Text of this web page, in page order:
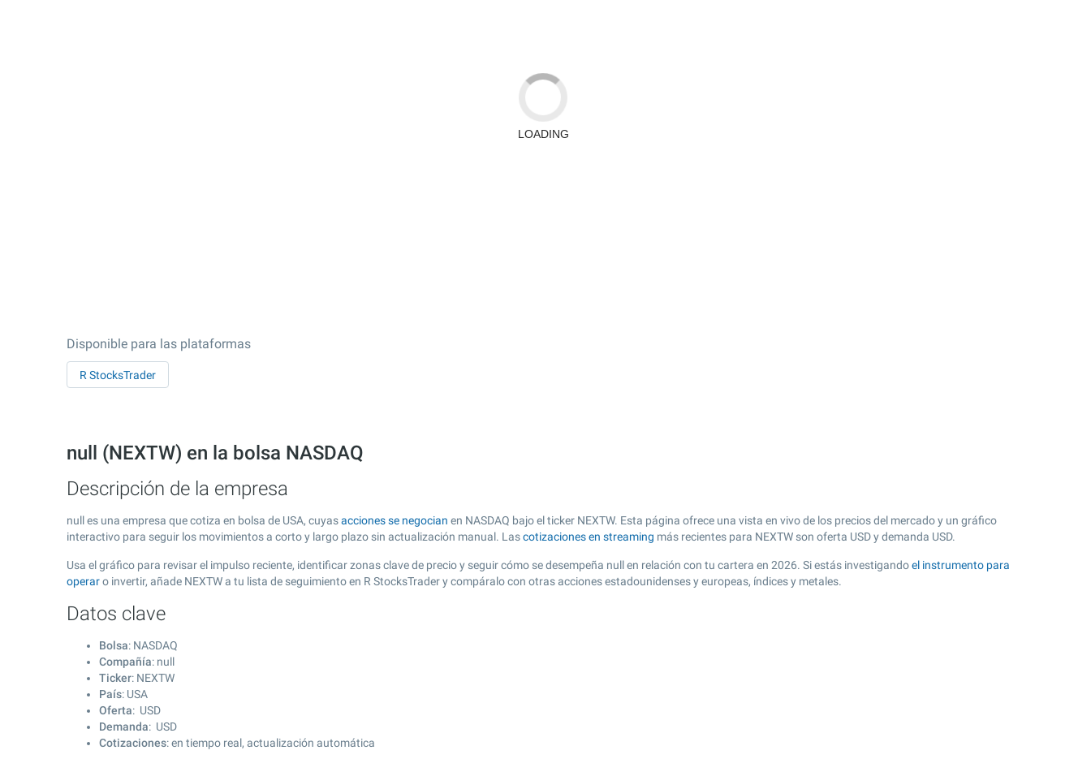
Disponible para las plataformas
R StocksTrader
null (NEXTW) en la bolsa NASDAQ
Descripción de la empresa
null es una empresa que cotiza en bolsa de USA, cuyasacciones se negocian en NASDAQ bajo el ticker NEXTW. Esta página ofrece una vista en vivo de los precios del mercado y un gráfico
interactivo para seguir los movimientos a corto y largo plazo sin actualización manual. Lascotizaciones en streaming más recientes para NEXTW son oferta USD y demanda USD.
Usa el gráfico para revisar el impulso reciente, identificar zonas clave de precio y seguir cómo se desempeña null en relación con tu cartera en 2026. Si estás investigandoel instrumento para
operaro invertir, añade NEXTW a tu lista de seguimiento en R StocksTrader y compáralo con otras acciones estadounidenses y europeas, índices y metales.
Datos clave
Bolsa: NASDAQ
Compañía: null
Ticker: NEXTW
País: USA
Oferta: USD
Demanda: USD
Cotizaciones: en tiempo real, actualización automática